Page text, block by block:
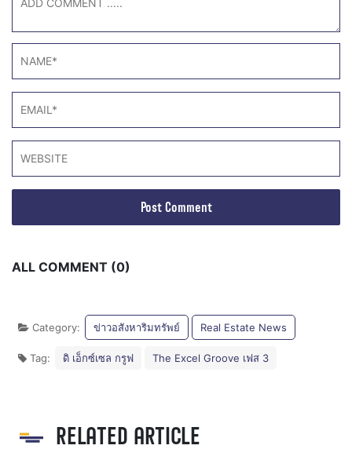
ALL COMMENT (0)
Category: ข่าวอสังหาริมทรัพย์ Real Estate News
Tag: ดิ เอ็กซ์เซล กรูฟ The Excel Groove เฟส 3
RELATED ARTICLE